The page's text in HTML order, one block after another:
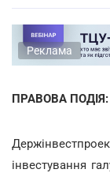
Реклама
ПРАВОВА ПОДІЯ:
інвестування